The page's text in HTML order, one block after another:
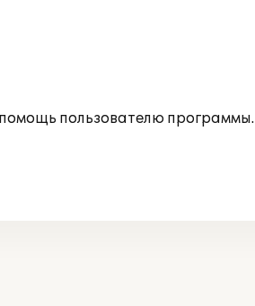
пользователю программы.